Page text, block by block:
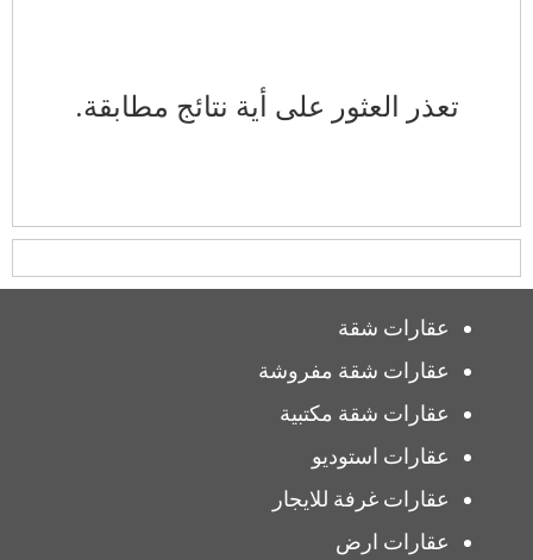
تعذر العثور على أية نتائج مطابقة.
عقارات شقة
عقارات شقة مفروشة
عقارات شقة مكتبية
عقارات استوديو
عقارات غرفة للايجار
عقارات ارض